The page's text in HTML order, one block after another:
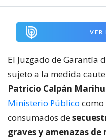
VER
El Juzgado de Garantía
sujeto a la medida
Patricio Calpán
Ministerio Público como
consumados de
graves y amenazas de